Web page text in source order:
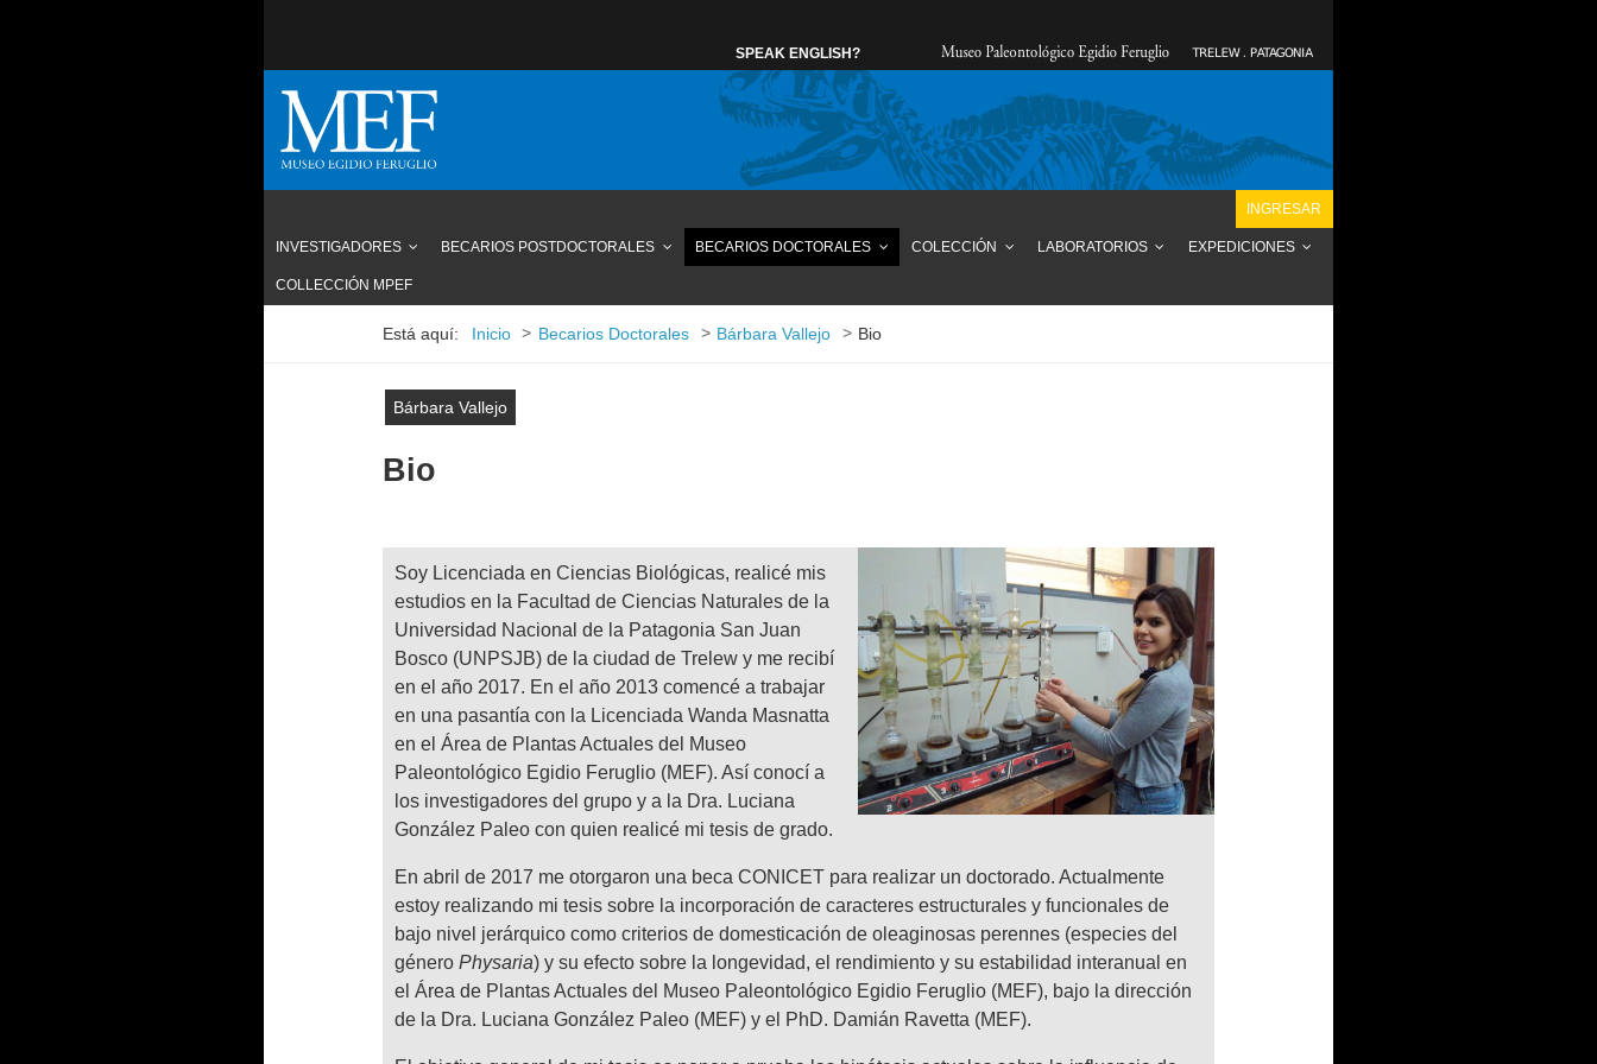
SPEAK ENGLISH?
INGRESAR
INVESTIGADORES BECARIOS POSTDOCTORALES BECARIOS DOCTORALES COLECCIÓN LABORATORIOS EXPEDICIONES
COLLECCIÓN MPEF
Está aquí: Inicio > Becarios Doctorales > Bárbara Vallejo > Bio
Bárbara Vallejo
Bio
Soy Licenciada en Ciencias Biológicas, realicé mis
estudios en la Facultad de Ciencias Naturales de la
Universidad Nacional de la Patagonia San Juan
Bosco (UNPSJB) de la ciudad de Trelew y me recibí
en el año 2017. En el año 2013 comencé a trabajar
en una pasantía con la Licenciada Wanda Masnatta
en el Área de Plantas Actuales del Museo
Paleontológico Egidio Feruglio (MEF). Así conocí a
los investigadores del grupo y a la Dra. Luciana
González Paleo con quien realicé mi tesis de grado.
En abril de 2017 me otorgaron una beca CONICET para realizar un doctorado. Actualmente
estoy realizando mi tesis sobre la incorporación de caracteres estructurales y funcionales de
bajo nivel jerárquico como criterios de domesticación de oleaginosas perennes (especies del
género Physaria) y su efecto sobre la longevidad, el rendimiento y su estabilidad interanual en
el Área de Plantas Actuales del Museo Paleontológico Egidio Feruglio (MEF), bajo la dirección
de la Dra. Luciana González Paleo (MEF) y el PhD. Damián Ravetta (MEF).